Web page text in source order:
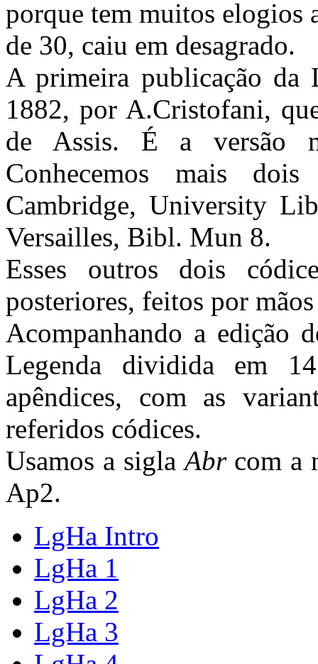
porque tem muitos elogios
de 30, caiu em desagrado.
A primeira publicação da
1882, por A.Cristofani,
de Assis. É a versão
Conhecemos mais
Cambridge, University
Versailles, Bibl. Mun 8.
Esses outros dois
posteriores, feitos por
Acompanhando a edição
Legenda dividida em
apêndices, com as
referidos códices.
Usamos a siglaAbr com a
Ap2.
LgHa Intro
LgHa 1
LgHa 2
LgHa 3